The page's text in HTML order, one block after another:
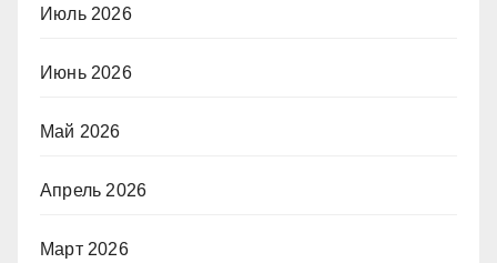
Июль 2026
Июнь 2026
Май 2026
Апрель 2026
Март 2026